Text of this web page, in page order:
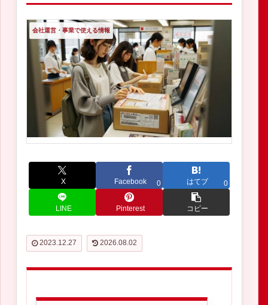
会社運営・事業で使える情報
X Facebook 0 はてブ 0
LINE Pinterest コピー
2023.12.27 2026.08.02